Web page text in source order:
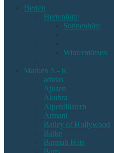
Herren
Herrenhüte
Sonnenhüte
Wintermützen
Marken A - K
adidas
Ajusen
Akubra
Alpenflüstern
Armani
Bailey of Hollywood
Balke
Barmah Hats
Barts